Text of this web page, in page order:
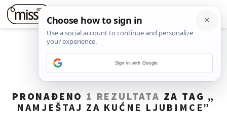
PRONAĐENO 1 REZULTATA ZA TAG „
NAMJEŠTAJ ZA KUĆNE LJUBIMCE”
Sign in with Google